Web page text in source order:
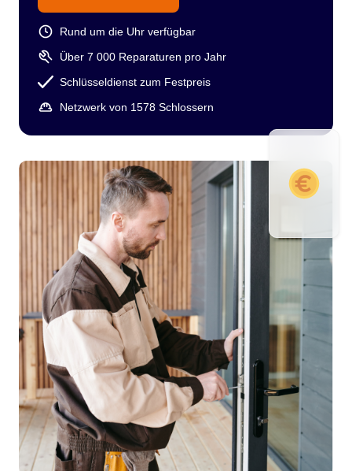
Rund um die Uhr verfügbar
Über 7 000 Reparaturen pro Jahr
Schlüsseldienst zum Festpreis
Netzwerk von 1578 Schlossern